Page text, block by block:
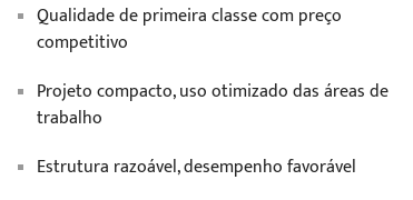
Qualidade de primeira classe com preço
competitivo
Projeto compacto, uso otimizado das áreas de
trabalho
Estrutura razoável, desempenho favorável